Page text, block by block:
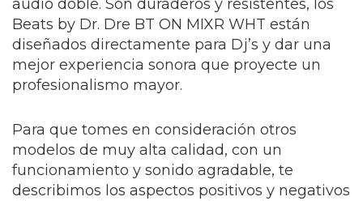
audio doble. Son duraderos y resistentes, los
Beats by Dr. Dre BT ON MIXR WHT están
diseñados directamente para Dj’s y dar una
mejor experiencia sonora que proyecte un
profesionalismo mayor.
Para que tomes en consideración otros
modelos de muy alta calidad, con un
funcionamiento y sonido agradable, te
describimos los aspectos positivos y negativos